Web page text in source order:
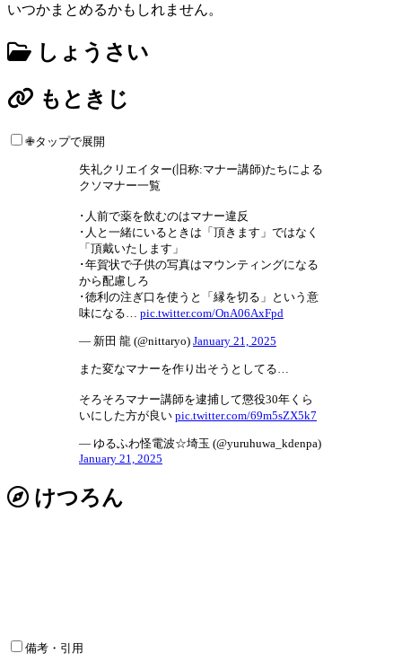
いつかまとめるかもしれません。
しょうさい
もときじ
✙タップで展開
失礼クリエイター(旧称:マナー講師)たちによる
クソマナー一覧
･人前で薬を飲むのはマナー違反
･人と一緒にいるときは「頂きます」ではなく
「頂戴いたします」
･年賀状で子供の写真はマウンティングになる
から配慮しろ
･徳利の注ぎ口を使うと「縁を切る」という意
味になる… pic.twitter.com/OnA06AxFpd
— 新田 龍 (@nittaryo) January 21, 2025
また変なマナーを作り出そうとしてる…
そろそろマナー講師を逮捕して懲役30年くら
いにした方が良い pic.twitter.com/69m5sZX5k7
— ゆるふわ怪電波☆埼玉 (@yuruhuwa_kdenpa)
January 21, 2025
けつろん
備考・引用